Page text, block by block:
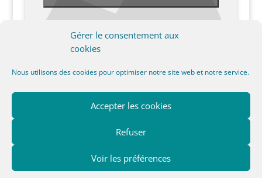
Gérer le consentement aux
cookies
Nous utilisons des cookies pour optimiser notre site web et notre service.
Accepter les cookies
Refuser
Voir les préférences
Charte cookies (UE) A propos
Guide d’achat
Vacances à vélo